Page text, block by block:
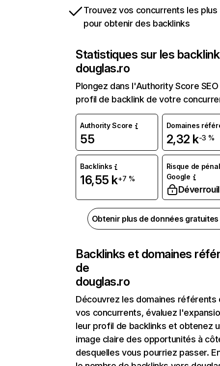
Trouvez vos concurrents les
pour obtenir des backlinks
Statistiques sur les
douglas.ro
Plongez dans l'Authority Score
profil de backlink de votre
Authority Score
55
Domaines
2,32 k-3 %
Backlinks
16,55 k+7 %
Risque de
Google
Obtenir plus de données
Backlinks et domaines
de
douglas.ro
Découvrez les domaines référents
vos concurrents, évaluez
leur profil de backlinks et obtenez
image claire des opportunités à
desquelles vous pourriez passer.